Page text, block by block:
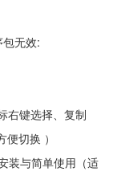
无效:
右键选择、复制
切换 ）
装与简单使用（适